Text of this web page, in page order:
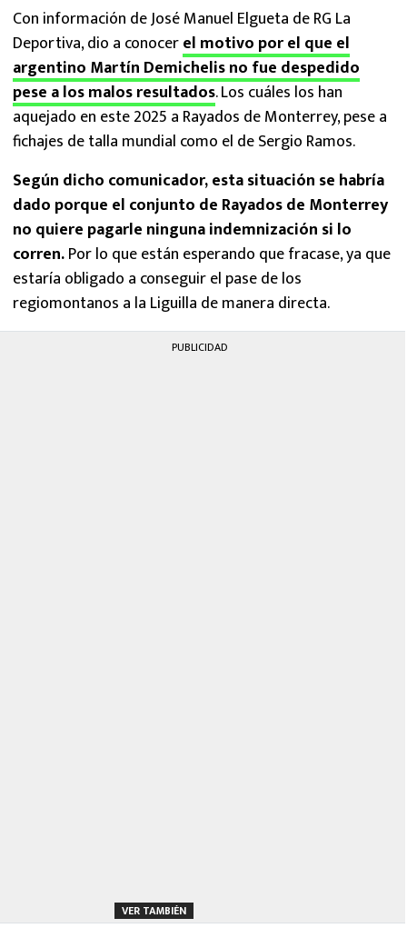
Con información de José Manuel Elgueta de RG La
Deportiva, dio a conocerel motivo por el que el
argentino Martín Demichelis no fue despedido
pese a los malos resultados. Los cuáles los han
aquejado en este 2025 a Rayados de Monterrey, pese a
fichajes de talla mundial como el de Sergio Ramos.
Según dicho comunicador, esta situación se habría
dado porque el conjunto de Rayados de Monterrey
no quiere pagarle ninguna indemnización si lo
corren.Por lo que están esperando que fracase, ya que
estaría obligado a conseguir el pase de los
regiomontanos a la Liguilla de manera directa.
PUBLICIDAD
VER TAMBIÉN